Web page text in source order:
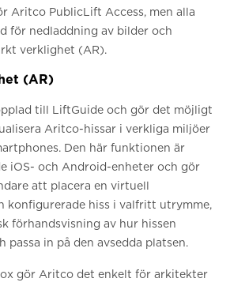
Aritco PublicLift Access, men alla
för nedladdning av bilder och
verklighet (AR).
(AR)
till LiftGuide och gör det möjligt
Aritco-hissar i verkliga miljöer
Den här funktionen är
iOS- och Android-enheter och gör
att placera en virtuell
konfigurerade hiss i valfritt utrymme,
förhandsvisning av hur hissen
passa in på den avsedda platsen.
gör Aritco det enkelt för arkitekter